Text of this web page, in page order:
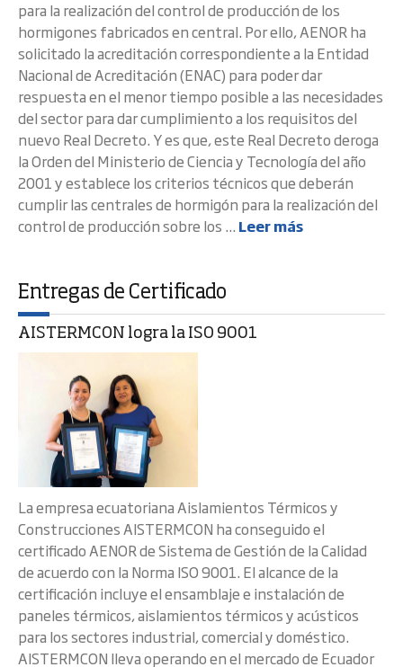
para la realización del control de producción de los
hormigones fabricados en central. Por ello, AENOR ha
solicitado la acreditación correspondiente a la Entidad
Nacional de Acreditación (ENAC) para poder dar
respuesta en el menor tiempo posible a las necesidades
del sector para dar cumplimiento a los requisitos del
nuevo Real Decreto. Y es que, este Real Decreto deroga
la Orden del Ministerio de Ciencia y Tecnología del año
2001 y establece los criterios técnicos que deberán
cumplir las centrales de hormigón para la realización del
control de producción sobre los ... Leer más
Entregas de Certificado
AISTERMCON logra la ISO 9001
La empresa ecuatoriana Aislamientos Térmicos y
Construcciones AISTERMCON ha conseguido el
certificado AENOR de Sistema de Gestión de la Calidad
de acuerdo con la Norma ISO 9001. El alcance de la
certificación incluye el ensamblaje e instalación de
paneles térmicos, aislamientos térmicos y acústicos
para los sectores industrial, comercial y doméstico.
AISTERMCON lleva operando en el mercado de Ecuador